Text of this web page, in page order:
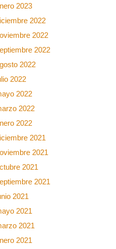
2023
2022
2022
2022
2022
2022
2022
2022
2022
2021
2021
2021
2021
2021
2021
2021
2021